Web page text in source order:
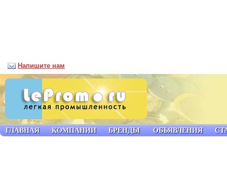
ГЛАВНАЯ КОМПАНИИ БРЕНДЫ ОБЪЯВЛЕНИЯ
Напишите нам